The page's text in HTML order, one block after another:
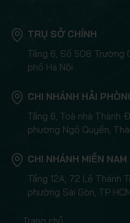
TRỤ SỞ CHÍNH
Tầng 6, Số 508 Trường
phố Hà Nội
CHI NHÁNH HẢI
Tầng 6, Toà nhà Thành
phường Ngô Quyền,
CHI NHÁNH MIỀN NAM
Tầng 12A, 72 Lê Thánh
phường Sài Gòn, TP